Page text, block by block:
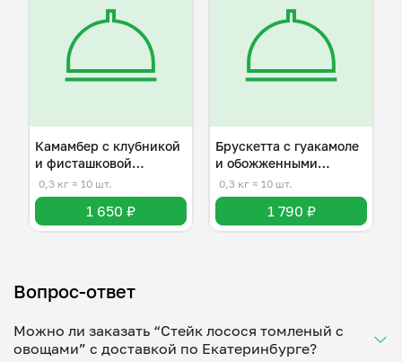
Камамбер с клубникой
и фисташковой
крошкой
0,3 кг ≈ 10 шт.
1 650 ₽
Брускетта с гуакамоле
и обожженными
томатами
0,3 кг ≈ 10 шт.
1 790 ₽
Вопрос-ответ
Можно ли заказать “Стейк лосося томленый с
овощами” с доставкой по Екатеринбурге?